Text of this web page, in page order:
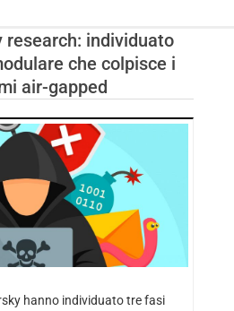
research: individuato
che colpisce i
air-gapped
hanno individuato tre fasi